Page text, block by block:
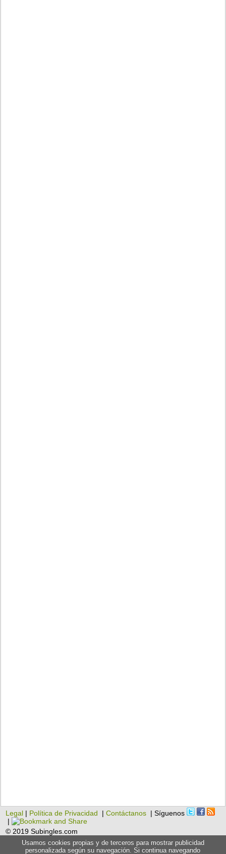
Legal | Política de Privacidad |Contáctanos | Síguenos
|
© 2019 Subingles.com
Usamos cookies propias y de terceros para mostrar publicidad
personalizada según su navegación. Si continua navegando